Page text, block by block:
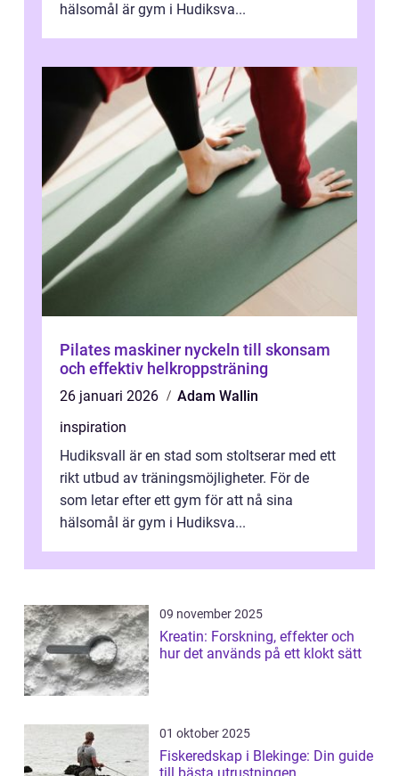
hälsomål är gym i Hudiksva...
Pilates maskiner nyckeln till skonsam
och effektiv helkroppsträning
26 januari 2026
Adam Wallin
inspiration
Hudiksvall är en stad som stoltserar med ett
rikt utbud av träningsmöjligheter. För de
som letar efter ett gym för att nå sina
hälsomål är gym i Hudiksva...
09 november 2025
Kreatin: Forskning, effekter och
hur det används på ett klokt sätt
01 oktober 2025
Fiskeredskap i Blekinge: Din guide